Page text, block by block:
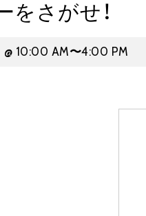
をさがせ！
@ 10:00 AM〜4:00 PM